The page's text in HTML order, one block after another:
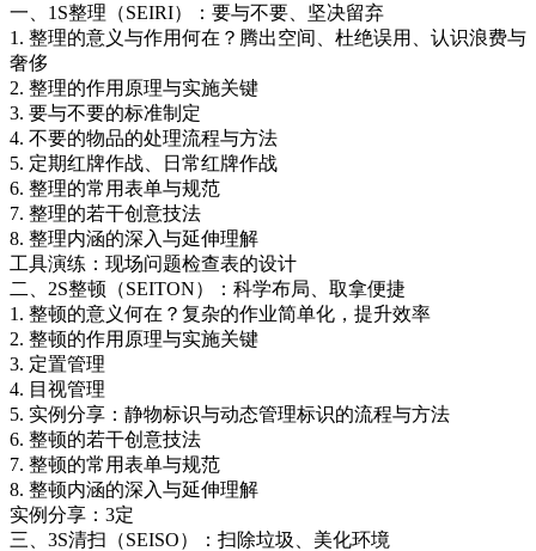
一、1S整理（SEIRI）：要与不要、坚决留弃
1. 整理的意义与作用何在？腾出空间、杜绝误用、认识浪费与
奢侈
2. 整理的作用原理与实施关键
3. 要与不要的标准制定
4. 不要的物品的处理流程与方法
5. 定期红牌作战、日常红牌作战
6. 整理的常用表单与规范
7. 整理的若干创意技法
8. 整理内涵的深入与延伸理解
工具演练：现场问题检查表的设计
二、2S整顿（SEITON）：科学布局、取拿便捷
1. 整顿的意义何在？复杂的作业简单化，提升效率
2. 整顿的作用原理与实施关键
3. 定置管理
4. 目视管理
5. 实例分享：静物标识与动态管理标识的流程与方法
6. 整顿的若干创意技法
7. 整顿的常用表单与规范
8. 整顿内涵的深入与延伸理解
实例分享：3定
三、3S清扫（SEISO）：扫除垃圾、美化环境